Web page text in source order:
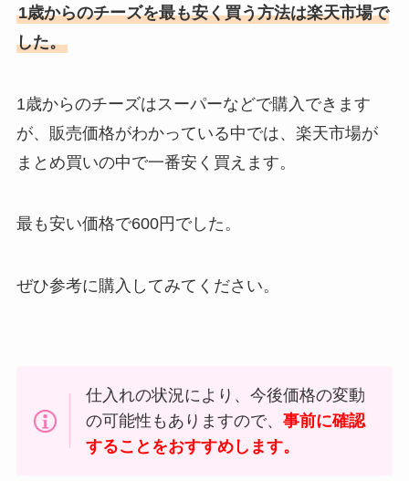
1歳からのチーズを最も安く買う方法は楽天市場で
した。
1歳からのチーズはスーパーなどで購入できます
が、販売価格がわかっている中では、楽天市場が
まとめ買いの中で一番安く買えます。
最も安い価格で600円でした。
ぜひ参考に購入してみてください。
仕入れの状況により、今後価格の変動
の可能性もありますので、事前に確認
することをおすすめします。